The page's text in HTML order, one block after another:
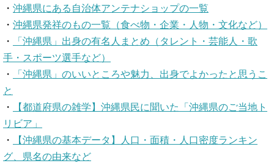
・ 沖縄県にある自治体アンテナショップの一覧
・ 沖縄県発祥のもの一覧（食べ物・企業・人物・文化など）
・
「沖縄県」出身の有名人まとめ（タレント・芸能人・歌
手・スポーツ選手など）
・
「沖縄県」のいいところや魅力、出身でよかったと思うこ
と
・
【都道府県の雑学】沖縄県民に聞いた「沖縄県のご当地ト
リビア」
・
【沖縄県の基本データ】人口・面積・人口密度ランキン
グ、県名の由来など